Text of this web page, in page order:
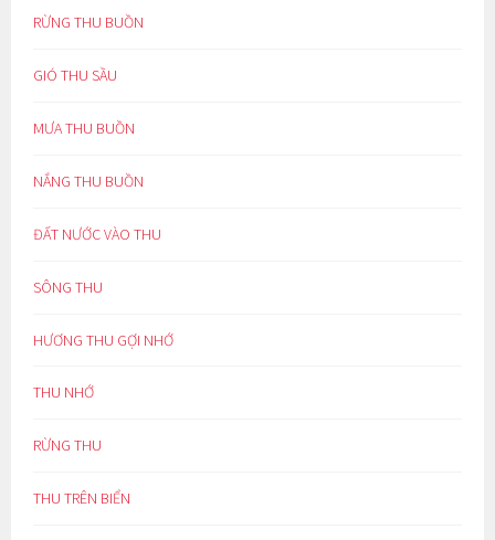
RỪNG THU BUỒN
GIÓ THU SẦU
MƯA THU BUỒN
NẮNG THU BUỒN
ĐẤT NƯỚC VÀO THU
SÔNG THU
HƯƠNG THU GỢI NHỚ
THU NHỚ
RỪNG THU
THU TRÊN BIỂN